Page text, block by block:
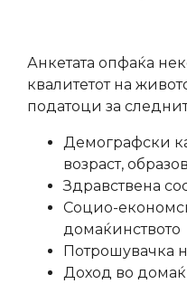
Анкетата опфаќа
квалитетот на
податоци за
Демографски
возраст,
Здравствена
Социо-
домаќинството
Потрошувачка
Доход во